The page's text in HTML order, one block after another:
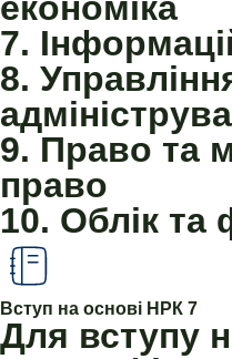
7.
8.
9. Право та
право
10. Облік та
Вступ на основі НРК 7
Для вступу